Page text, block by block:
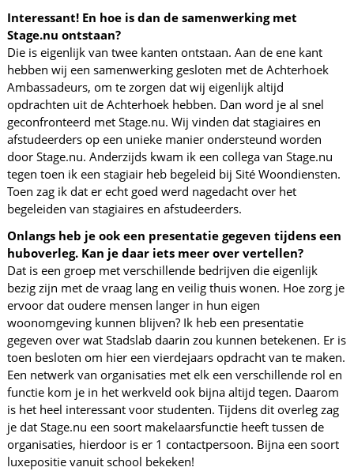
Interessant! En hoe is dan de samenwerking met
Stage.nu ontstaan?
Die is eigenlijk van twee kanten ontstaan. Aan de ene kant
hebben wij een samenwerking gesloten met de Achterhoek
Ambassadeurs, om te zorgen dat wij eigenlijk altijd
opdrachten uit de Achterhoek hebben. Dan word je al snel
geconfronteerd met Stage.nu. Wij vinden dat stagiaires en
afstudeerders op een unieke manier ondersteund worden
door Stage.nu. Anderzijds kwam ik een collega van Stage.nu
tegen toen ik een stagiair heb begeleid bij Sité Woondiensten.
Toen zag ik dat er echt goed werd nagedacht over het
begeleiden van stagiaires en afstudeerders.
Onlangs heb je ook een presentatie gegeven tijdens een
huboverleg. Kan je daar iets meer over vertellen?
Dat is een groep met verschillende bedrijven die eigenlijk
bezig zijn met de vraag lang en veilig thuis wonen. Hoe zorg je
ervoor dat oudere mensen langer in hun eigen
woonomgeving kunnen blijven? Ik heb een presentatie
gegeven over wat Stadslab daarin zou kunnen betekenen. Er is
toen besloten om hier een vierdejaars opdracht van te maken.
Een netwerk van organisaties met elk een verschillende rol en
functie kom je in het werkveld ook bijna altijd tegen. Daarom
is het heel interessant voor studenten. Tijdens dit overleg zag
je dat Stage.nu een soort makelaarsfunctie heeft tussen de
organisaties, hierdoor is er 1 contactpersoon. Bijna een soort
luxepositie vanuit school bekeken!